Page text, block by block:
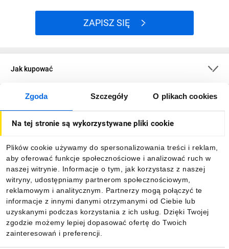
Zgoda Szczegóły O plikach cookies
Na tej stronie są wykorzystywane pliki cookie
Plików cookie używamy do spersonalizowania treści i reklam,
aby oferować funkcje społecznościowe i analizować ruch w
naszej witrynie. Informacje o tym, jak korzystasz z naszej
witryny, udostępniamy partnerom społecznościowym,
reklamowym i analitycznym. Partnerzy mogą połączyć te
informacje z innymi danymi otrzymanymi od Ciebie lub
uzyskanymi podczas korzystania z ich usług. Dzięki Twojej
zgodzie możemy lepiej dopasować ofertę do Twoich
zainteresowań i preferencji.
ZAPISZ SIĘ
Jak kupować
O firmie
Informacje
Pobierz naszą aplikację mobilną: